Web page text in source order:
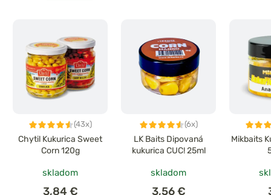
(43x)
Chytil Kukurica Sweet
Corn 120g
skladom
3,84 €
(6x)
LK Baits Dipovaná
kukurica CUC! 25ml
skladom
3,56 €
Mikbaits